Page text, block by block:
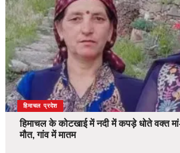
देश
हिमाचल प्रदेश
हिमाचल के कोटखाई में नदी में कपड़े धोते वक्त
मौत, गांव में मातम